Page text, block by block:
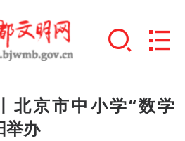
北京市中小学“数学
举办